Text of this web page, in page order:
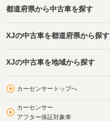
都道府県から中古車を探す
XJの中古車を都道府県から探す
XJの中古車を地域から探す
カーセンサートップへ
カーセンサー
アフター保証対象車